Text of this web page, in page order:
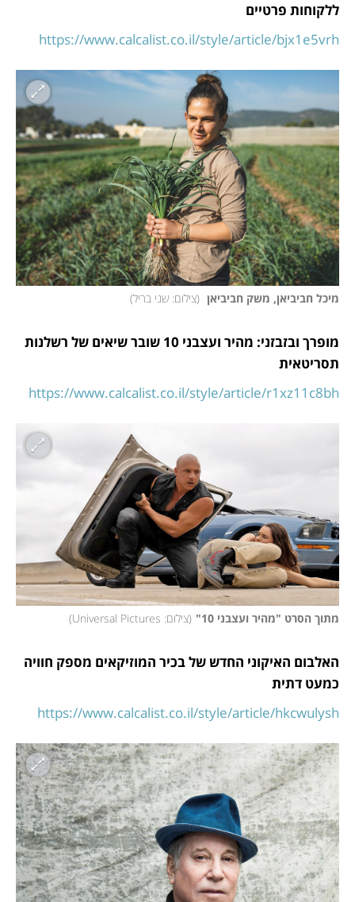
ללקוחות פרטיים
https://www.calcalist.co.il/style/article/bjx1e5vrh
מיכל חביביאן, משק חביביאן (צילום: שני בריל)
תסריטאית
https://www.calcalist.co.il/style/article/r1xz11c8bh
מתוך הסרט "מהיר ועצבני 10" (צילום: Universal Pictures )
כמעט דתית
https://www.calcalist.co.il/style/article/hkcwulysh